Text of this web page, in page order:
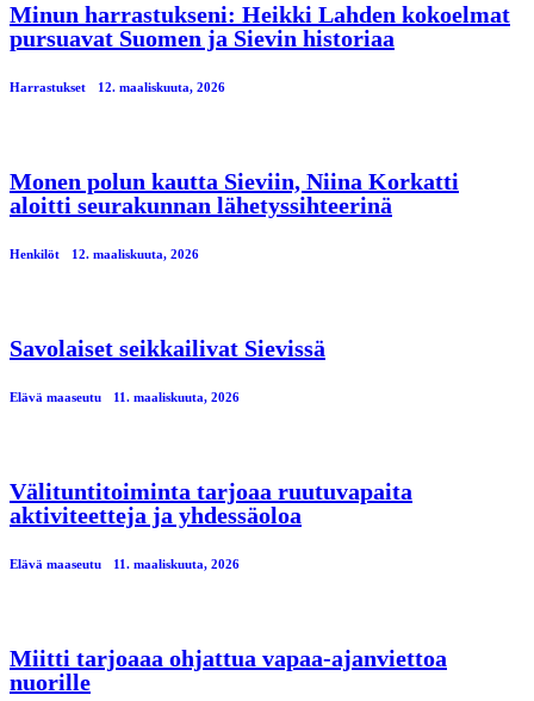
Minun harrastukseni: Heikki Lahden kokoelmat
pursuavat Suomen ja Sievin historiaa
Harrastukset 12. maaliskuuta, 2026
Monen polun kautta Sieviin, Niina Korkatti
aloitti seurakunnan lähetyssihteerinä
Henkilöt 12. maaliskuuta, 2026
Savolaiset seikkailivat Sievissä
Elävä maaseutu 11. maaliskuuta, 2026
Välituntitoiminta tarjoaa ruutuvapaita
aktiviteetteja ja yhdessäoloa
Elävä maaseutu 11. maaliskuuta, 2026
Miitti tarjoaaa ohjattua vapaa-ajanviettoa
nuorille